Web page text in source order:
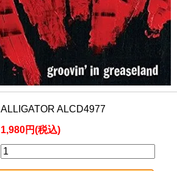
ALLIGATOR ALCD4977
1,980円(税込)